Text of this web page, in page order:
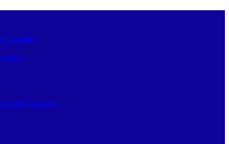
Σκιάθο
κόσμο
Κλινική»